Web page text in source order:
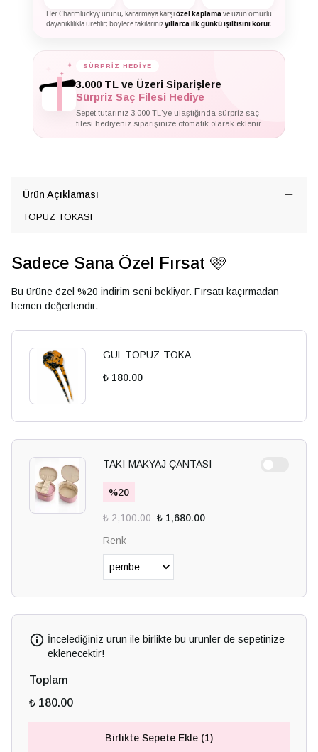
Her Charmluckyy ürünü, kararmaya karşıözel kaplama ve uzun ömürlü
dayanıklılıkla üretilir; böylece takılarınızyıllarca ilk günkü ışıltısını korur.
✦ SÜRPRİZ HEDİYE
3.000 TL ve Üzeri Siparişlere
Sürpriz Saç Filesi Hediye
Sepet tutarınız 3.000 TL'ye ulaştığında sürpriz saç
filesi hediyeniz siparişinize otomatik olarak eklenir.
Ürün Açıklaması
TOPUZ TOKASI
Sadece Sana Özel Fırsat 🩷
Bu ürüne özel %20 indirim seni bekliyor. Fırsatı kaçırmadan
hemen değerlendir.
GÜL TOPUZ TOKA
₺ 180.00
TAKI-MAKYAJ ÇANTASI
%20
₺ 2,100.00 ₺ 1,680.00
Renk
İncelediğiniz ürün ile birlikte bu ürünler de sepetinize
eklenecektir!
Toplam
₺ 180.00
Birlikte Sepete Ekle (1)